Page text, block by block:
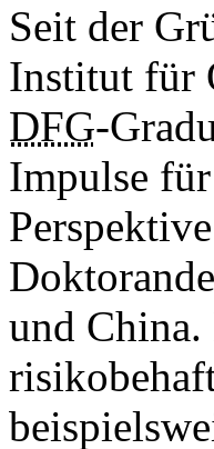
Seit der
Institut für
DFG-
Impulse
und